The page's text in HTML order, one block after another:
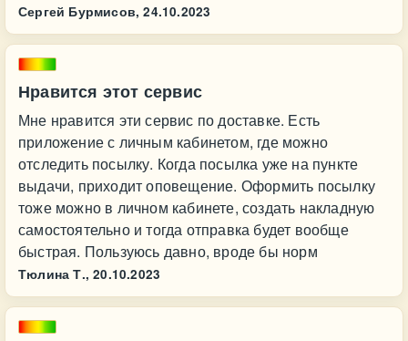
Сергей Бурмисов, 24.10.2023
Нравится этот сервис
Мне нравится эти сервис по доставке. Есть
приложение с личным кабинетом, где можно
отследить посылку. Когда посылка уже на пункте
выдачи, приходит оповещение. Оформить посылку
тоже можно в личном кабинете, создать накладную
самостоятельно и тогда отправка будет вообще
быстрая. Пользуюсь давно, вроде бы норм
Тюлина Т., 20.10.2023